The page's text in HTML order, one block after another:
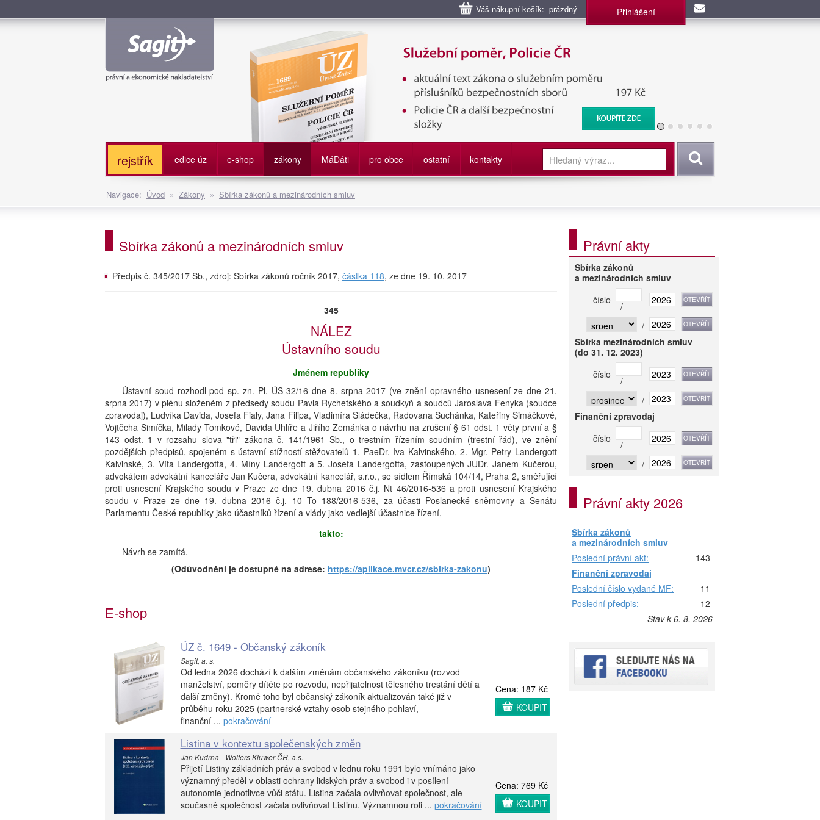
Váš nákupní košík: prázdný Přihlášení
Služební poměr příslušníků bezpečnostních sborů, Policie ČR, Vězeňská služba, BIS, Zpravodajské
služby
rejstřík edice úz e-shop zákony MáDáti pro obce ostatní kontakty Vyhledat
Navigace: Úvod » Zákony » Sbírka zákonů a mezinárodních smluv
Sbírka zákonů a mezinárodních smluv
Předpis č. 345/2017 Sb., zdroj: Sbírka zákonů ročník 2017, částka 118, ze dne 19. 10. 2017
345
NÁLEZ
Ústavního soudu
Jménem republiky
Ústavní soud rozhodl pod sp. zn. Pl. ÚS 32/16 dne 8. srpna 2017 (ve znění opravného usnesení ze dne 21.
srpna 2017) v plénu složeném z předsedy soudu Pavla Rychetského a soudkyň a soudců Jaroslava Fenyka (soudce
zpravodaj), Ludvíka Davida, Josefa Fialy, Jana Filipa, Vladimíra Sládečka, Radovana Suchánka, Kateřiny Šimáčkové,
Vojtěcha Šimíčka, Milady Tomkové, Davida Uhlíře a Jiřího Zemánka o návrhu na zrušení § 61 odst. 1 věty první a §
143 odst. 1 v rozsahu slova "tři" zákona č. 141/1961 Sb., o trestním řízením soudním (trestní řád), ve znění
pozdějších předpisů, spojeném s ústavní stížností stěžovatelů 1. PaeDr. Iva Kalvinského, 2. Mgr. Petry Landergott
Kalvinské, 3. Víta Landergotta, 4. Míny Landergott a 5. Josefa Landergotta, zastoupených JUDr. Janem Kučerou,
advokátem advokátní kanceláře Jan Kučera, advokátní kancelář, s.r.o., se sídlem Římská 104/14, Praha 2, směřující
proti usnesení Krajského soudu v Praze ze dne 19. dubna 2016 č.j. Nt 46/2016-536 a proti usnesení Krajského
soudu v Praze ze dne 19. dubna 2016 č.j. 10 To 188/2016-536, za účasti Poslanecké sněmovny a Senátu
Parlamentu České republiky jako účastníků řízení a vlády jako vedlejší účastnice řízení,
takto:
Návrh se zamítá.
(Odůvodnění je dostupné na adrese: https://aplikace.mvcr.cz/sbirka-zakonu)
E-shop
ÚZ č. 1649 - Občanský zákoník
Sagit, a. s.
Od ledna 2026 dochází k dalším změnám občanského zákoníku (rozvod
manželství, poměry dítěte po rozvodu, nepřijatelnost tělesného trestání dětí a
další změny). Kromě toho byl občanský zákoník aktualizován také již v
průběhu roku 2025 (partnerské vztahy osob stejného pohlaví,
finanční ... pokračování
Cena: 187 Kč
KOUPIT
Listina v kontextu společenských změn
Jan Kudrna - Wolters Kluwer ČR, a.s.
Přijetí Listiny základních práv a svobod v lednu roku 1991 bylo vnímáno jako
významný předěl v oblasti ochrany lidských práv a svobod i v posílení
autonomie jednotlivce vůči státu. Listina začala ovlivňovat společnost, ale
současně společnost začala ovlivňovat Listinu. Významnou roli ... pokračování
Cena: 769 Kč
KOUPIT
Právní akty
Sbírka zákonů
a mezinárodních smluv
číslo
/
/
Sbírka mezinárodních smluv
(do 31. 12. 2023)
číslo
/
/
Finanční zpravodaj
číslo
/
/
Právní akty 2026
Sbírka zákonů
a mezinárodních smluv
Poslední právní akt:
143
Finanční zpravodaj
Poslední číslo vydané MF:
11
Poslední předpis:
12
Stav k 6. 8. 2026